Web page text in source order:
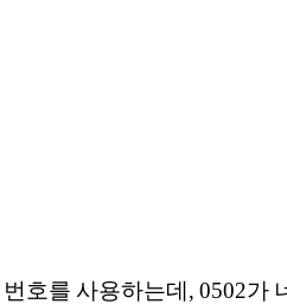
호를 사용하는데, 0502